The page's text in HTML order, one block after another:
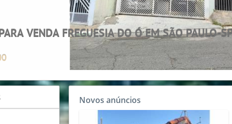
VENDA ALTO DE PINHEIROS EM SÃO PAULO
Novos anúncios